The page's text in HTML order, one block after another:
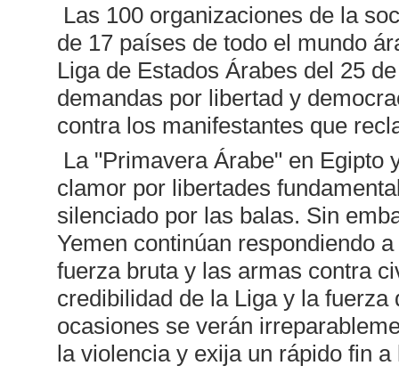
Las 100 organizaciones de la
de 17 países de todo el mundo
Liga de Estados Árabes del 25
demandas por libertad y
contra los manifestantes que
La "Primavera Árabe" en Egipto
clamor por libertades
silenciado por las balas. Sin
Yemen continúan respondiendo
fuerza bruta y las armas contra
credibilidad de la Liga y la
ocasiones se verán
la violencia y exija un rápido fin